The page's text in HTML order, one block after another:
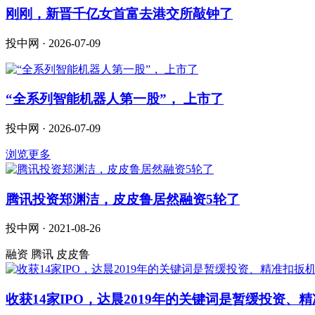
刚刚，新晋千亿女首富去港交所敲钟了
投中网 · 2026-07-09
“全系列智能机器人第一股”， 上市了
投中网 · 2026-07-09
浏览更多
腾讯投资郑渊洁，皮皮鲁居然融资5轮了
投中网 · 2021-08-26
融资 腾讯 皮皮鲁
收获14家IPO，达晨2019年的关键词是暂缓投资、